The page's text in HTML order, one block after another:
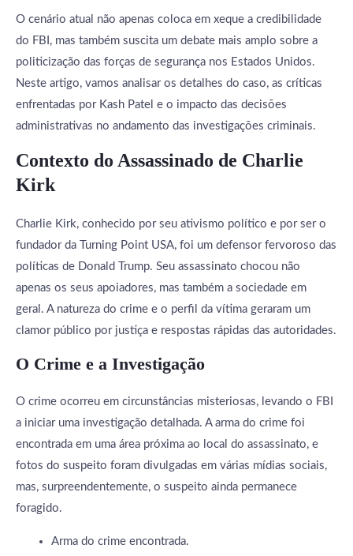
O cenário atual não apenas coloca em xeque a credibilidade
do FBI, mas também suscita um debate mais amplo sobre a
politicização das forças de segurança nos Estados Unidos.
Neste artigo, vamos analisar os detalhes do caso, as críticas
enfrentadas por Kash Patel e o impacto das decisões
administrativas no andamento das investigações criminais.
Contexto do Assassinado de Charlie
Kirk
Charlie Kirk, conhecido por seu ativismo político e por ser o
fundador da Turning Point USA, foi um defensor fervoroso das
políticas de Donald Trump. Seu assassinato chocou não
apenas os seus apoiadores, mas também a sociedade em
geral. A natureza do crime e o perfil da vítima geraram um
clamor público por justiça e respostas rápidas das autoridades.
O Crime e a Investigação
O crime ocorreu em circunstâncias misteriosas, levando o FBI
a iniciar uma investigação detalhada. A arma do crime foi
encontrada em uma área próxima ao local do assassinato, e
fotos do suspeito foram divulgadas em várias mídias sociais,
mas, surpreendentemente, o suspeito ainda permanece
foragido.
Arma do crime encontrada.